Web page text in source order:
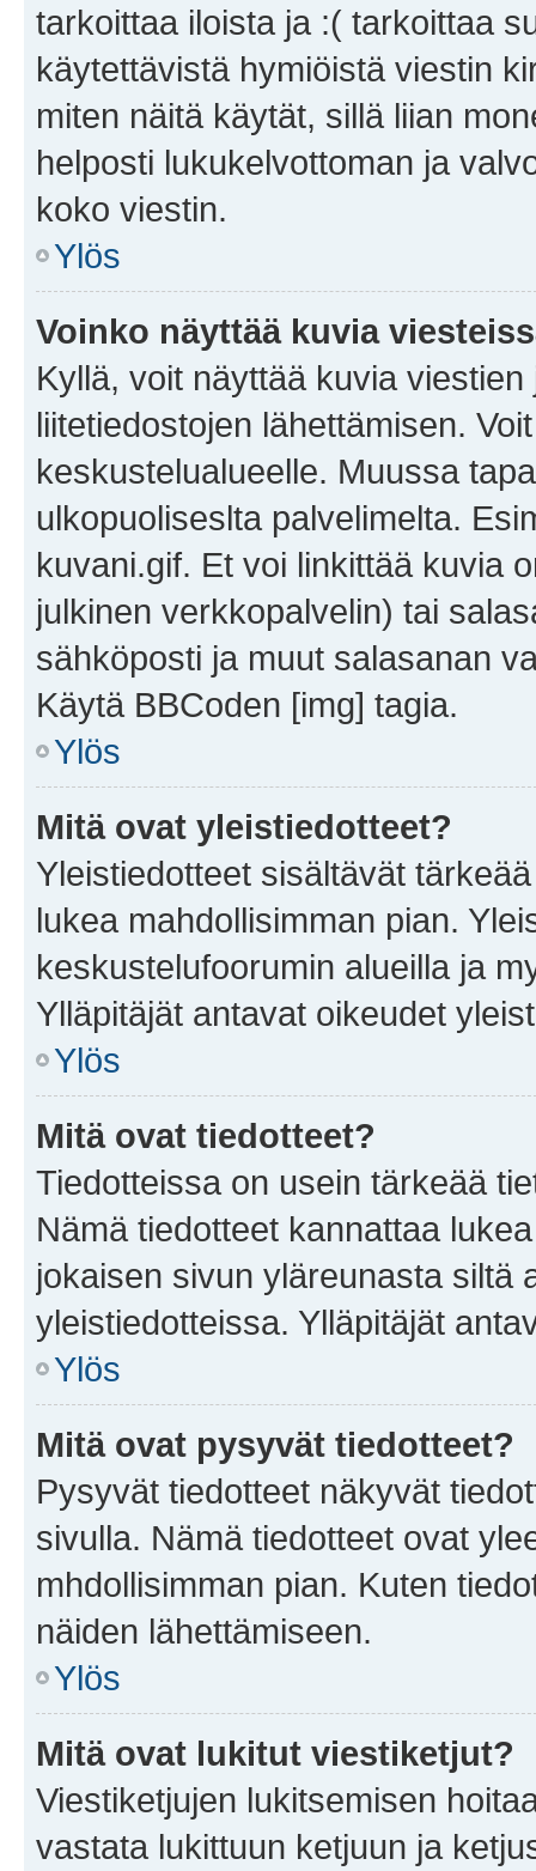
tarkoittaa iloista ja :( tarkoittaa
käytettävistä hymiöistä viestin
miten näitä käytät, sillä liian
helposti lukukelvottoman ja
koko viestin.
Ylös
Voinko näyttää kuvia
Kyllä, voit näyttää kuvia
liitetiedostojen lähettämisen.
keskustelualueelle. Muussa
ulkopuoliseslta palvelimelta.
kuvani.gif. Et voi linkittää kuvia
julkinen verkkopalvelin) tai
sähköposti ja muut salasanan
Käytä BBCoden [img] tagia.
Ylös
Mitä ovat yleistiedotteet?
Yleistiedotteet sisältävät
lukea mahdollisimman pian.
keskustelufoorumin alueilla ja
Ylläpitäjät antavat oikeudet
Ylös
Mitä ovat tiedotteet?
Tiedotteissa on usein tärkeää
Nämä tiedotteet kannattaa
jokaisen sivun yläreunasta siltä
yleistiedotteissa. Ylläpitäjät
Ylös
Mitä ovat pysyvät tiedotteet?
Pysyvät tiedotteet näkyvät
sivulla. Nämä tiedotteet ovat
mhdollisimman pian. Kuten
näiden lähettämiseen.
Ylös
Mitä ovat lukitut viestiketjut?
Viestiketjujen lukitsemisen
vastata lukittuun ketjuun ja